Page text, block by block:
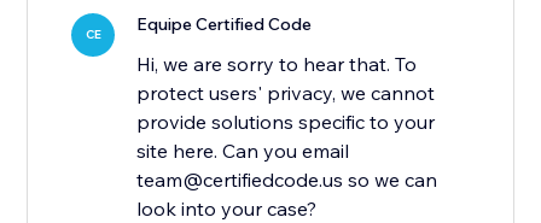
CE Equipe Certified Code
Hi, we are sorry to hear that. To
protect users' privacy, we cannot
provide solutions specific to your
site here. Can you email
team@certifiedcode.us so we can
look into your case?